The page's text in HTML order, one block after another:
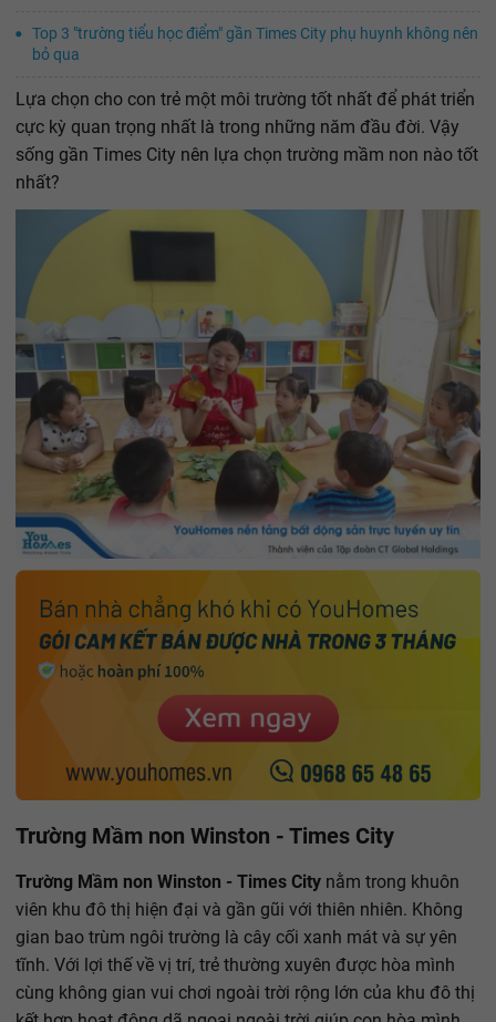
Top 3 "trường tiểu học điểm" gần Times City phụ huynh không nên
bỏ qua
Lựa chọn cho con trẻ một môi trường tốt nhất để phát triển
cực kỳ quan trọng nhất là trong những năm đầu đời. Vậy
sống gần Times City nên lựa chọn trường mầm non nào tốt
nhất?
Trường Mầm non Winston - Times City
Trường Mầm non Winston - Times City nằm trong khuôn
viên khu đô thị hiện đại và gần gũi với thiên nhiên. Không
gian bao trùm ngôi trường là cây cối xanh mát và sự yên
tĩnh. Với lợi thế về vị trí, trẻ thường xuyên được hòa mình
cùng không gian vui chơi ngoài trời rộng lớn của khu đô thị